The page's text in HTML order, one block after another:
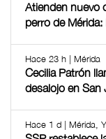
Atienden nuevo
perro de
Hace 23 h | Mérida
Cecilia Patrón
desalojo en San
Hace 1 d | Mérida,